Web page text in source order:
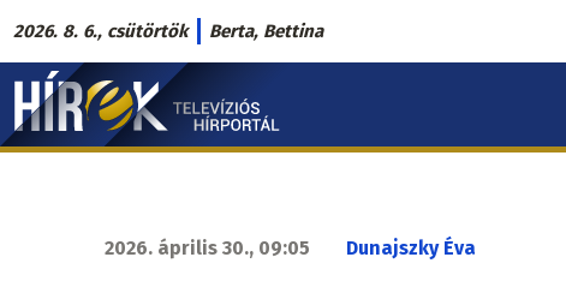
Ugrás
a
tartalomra
2026. 8. 6., csütörtök Berta, Bettina
Hírek.sk
fő
2026. április 30., 09:05 Dunajszky Éva